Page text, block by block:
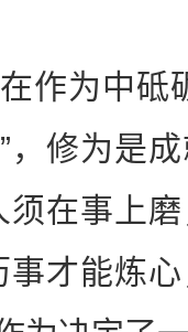
为中砥
，修为是
须在事上
事才能炼